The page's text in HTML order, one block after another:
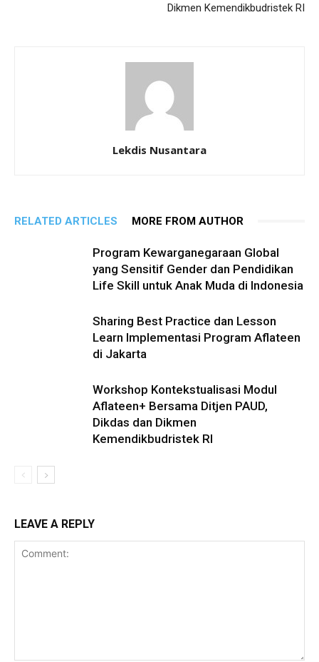
Dikmen Kemendikbudristek RI
Lekdis Nusantara
RELATED ARTICLES MORE FROM AUTHOR
Program Kewarganegaraan Global
yang Sensitif Gender dan Pendidikan
Life Skill untuk Anak Muda di Indonesia
Sharing Best Practice dan Lesson
Learn Implementasi Program Aflateen
di Jakarta
Workshop Kontekstualisasi Modul
Aflateen+ Bersama Ditjen PAUD,
Dikdas dan Dikmen
Kemendikbudristek RI
LEAVE A REPLY